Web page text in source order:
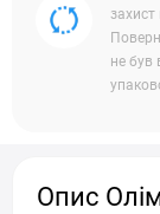
не був
Опис